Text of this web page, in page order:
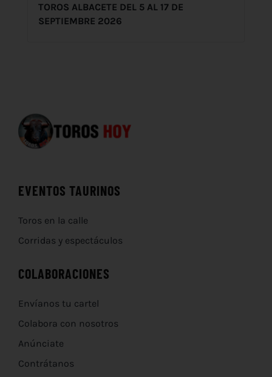
TOROS ALBACETE DEL 5 AL 17 DE
SEPTIEMBRE 2026
EVENTOS TAURINOS
Toros en la calle
Corridas y espectáculos
COLABORACIONES
Envíanos tu cartel
Colabora con nosotros
Anúnciate
Contrátanos